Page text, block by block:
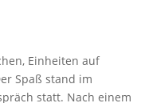
Einheiten auf
Spaß stand im
statt. Nach einem